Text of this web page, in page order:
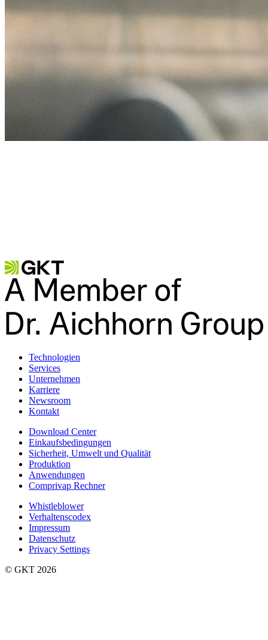
Technologien
Services
Unternehmen
Karriere
Newsroom
Kontakt
Download Center
Einkaufsbedingungen
Sicherheit, Umwelt und Qualität
Produktion
Anwendungen
Comprivap Rechner
Whistleblower
Verhaltenscodex
Impressum
Datenschutz
Privacy Settings
©️ GKT 2026